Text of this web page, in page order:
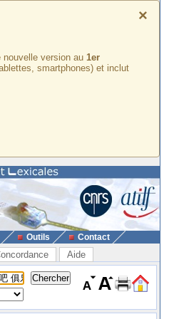
×
version au 1er
smartphones) et inclut
Outils Contact
Aide